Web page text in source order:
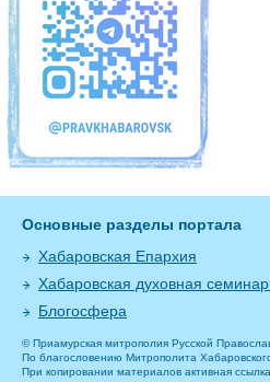
Основные разделы портала
Хабаровская Епархия
Хабаровская духовная
Блогосфера
© Приамурская митрополия Русской
По благословению Митрополита
При копировании материалов активная